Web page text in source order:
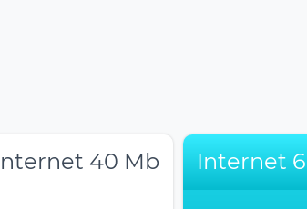
40 Mb Internet